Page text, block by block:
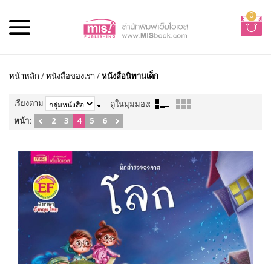
0
หน้าหลัก /หนังสือของเรา /หนังสือนิทานเด็ก
เรียงตาม
ดูในมุมมอง:
หน้า:
2 3 4 5 6